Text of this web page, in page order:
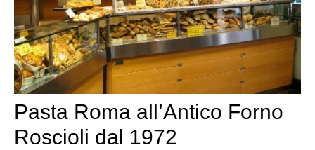
Pasta Roma all’Antico Forno
Roscioli dal 1972